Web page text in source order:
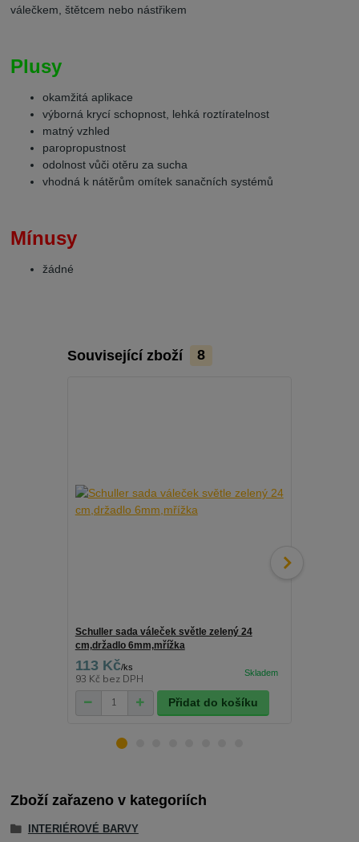
válečkem, štětcem nebo nástřikem
Plusy
okamžitá aplikace
výborná krycí schopnost, lehká roztíratelnost
matný vzhled
paropropustnost
odolnost vůči otěru za sucha
vhodná k nátěrům omítek sanačních systémů
Mínusy
žádné
Související zboží 8
Schuller sada váleček světle zelený 24
cm,držadlo 6mm,mřížka
113 Kč/ks
93 Kč bez DPH
Přidat do košíku
Zboží zařazeno v kategoriích
INTERIÉROVÉ BARVY